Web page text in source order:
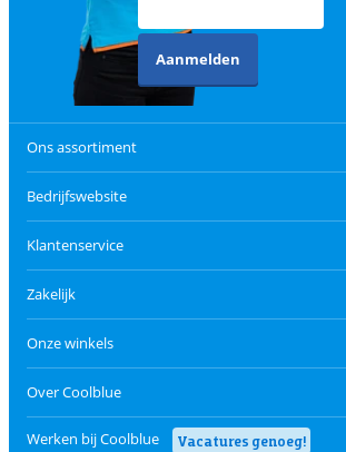
Aanmelden
Ons assortiment
Bedrijfswebsite
Klantenservice
Zakelijk
Onze winkels
Over Coolblue
Werken bij Coolblue Vacatures genoeg!